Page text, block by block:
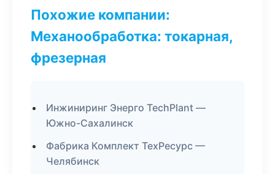
Похожие компании:
Механообработка: токарная,
фрезерная
Инжиниринг Энерго TechPlant —
Южно-Сахалинск
Фабрика Комплект ТехРесурс —
Челябинск